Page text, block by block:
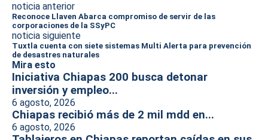
noticia anterior
Reconoce Llaven Abarca compromiso de servir de las
corporaciones de la SSyPC
noticia siguiente
Tuxtla cuenta con siete sistemas Multi Alerta para prevención
de desastres naturales
Mira esto
Iniciativa Chiapas 200 busca detonar
inversión y empleo...
6 agosto, 2026
Chiapas recibió más de 2 mil mdd en...
6 agosto, 2026